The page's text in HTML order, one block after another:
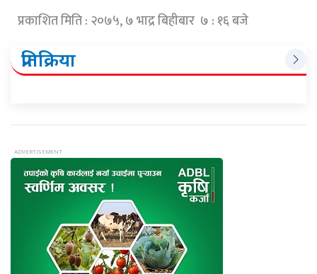
प्रकाशित मिति : २०७५, ७ भाद्र बिहीबार ७ : १६ बजे
प्रतिक्रिया